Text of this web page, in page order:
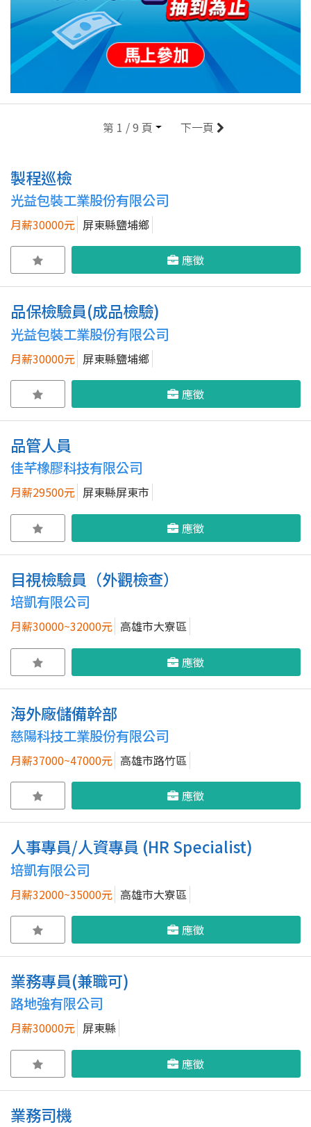
第 1 / 9 頁 下一頁
製程巡檢
光益包裝工業股份有限公司
月薪30000元 屏東縣鹽埔鄉
應徵
品保檢驗員(成品檢驗)
光益包裝工業股份有限公司
月薪30000元 屏東縣鹽埔鄉
應徵
品管人員
佳芊橡膠科技有限公司
月薪29500元 屏東縣屏東市
應徵
目視檢驗員（外觀檢查）
培凱有限公司
月薪30000~32000元 高雄市大寮區
應徵
海外廠儲備幹部
慈陽科技工業股份有限公司
月薪37000~47000元 高雄市路竹區
應徵
人事專員/人資專員 (HR Specialist)
培凱有限公司
月薪32000~35000元 高雄市大寮區
應徵
業務專員(兼職可)
路地強有限公司
月薪30000元 屏東縣
應徵
業務司機